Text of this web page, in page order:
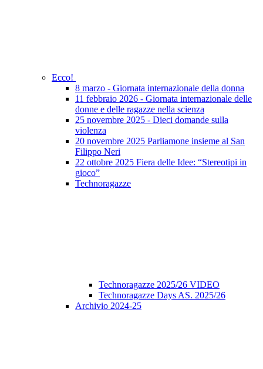
Ecco!
8 marzo - Giornata internazionale della donna
11 febbraio 2026 - Giornata internazionale delle
donne e delle ragazze nella scienza
25 novembre 2025 - Dieci domande sulla
violenza
20 novembre 2025 Parliamone insieme al San
Filippo Neri
22 ottobre 2025 Fiera delle Idee: “Stereotipi in
gioco”
Technoragazze
Technoragazze 2025/26 VIDEO
Technoragazze Days AS. 2025/26
Archivio 2024-25